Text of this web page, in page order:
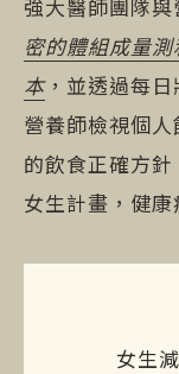
強大醫師團隊
密的體組成量
本，並透過每
營養師檢視個
的飲食正確方
女生計畫，健康
女生